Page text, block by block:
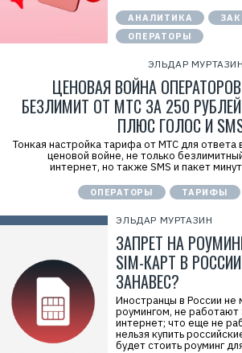
АНАЛИТИКА
ОПЕРАТОРЫ
ЭЛЬДАР МУРТАЗИН
ЦЕНОВАЯ ВОЙНА
БЕЗЛИМИТ ОТ МТС ЗА 250
ПЛЮС ГОЛОС И
Тонкая настройка тарифа от МТС для ответа
ценовой войне, не только
интернет, но также SMS и пакет
ОПЕРАТОРЫ ТАРИФЫ
ЭЛЬДАР МУРТАЗИН
ЗАПРЕТ НА
SIM-КАРТ В
ЗАНАВЕС?
Иностранцы в России не
роумингом, не работают
интернет; что еще не
нельзя купить
будет стоить роуминг